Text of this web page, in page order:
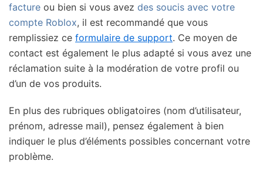
facture ou bien si vous avez des soucis avec votre
compte Roblox, il est recommandé que vous
remplissiez ce formulaire de support. Ce moyen de
contact est également le plus adapté si vous avez une
réclamation suite à la modération de votre profil ou
d’un de vos produits.
En plus des rubriques obligatoires (nom d’utilisateur,
prénom, adresse mail), pensez également à bien
indiquer le plus d’éléments possibles concernant votre
problème.